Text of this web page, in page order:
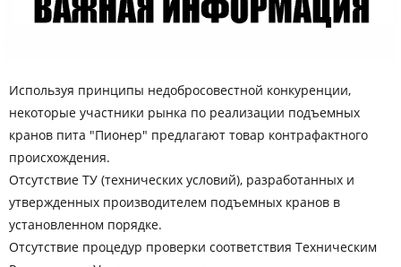
Используя принципы недобросовестной конкуренции,
некоторые участники рынка по реализации подъемных
кранов пита "Пионер" предлагают товар контрафактного
происхождения.
Отсутствие ТУ (технических условий), разработанных и
утвержденных производителем подъемных кранов в
установленном порядке.
Отсутствие процедур проверки соответствия Техническим